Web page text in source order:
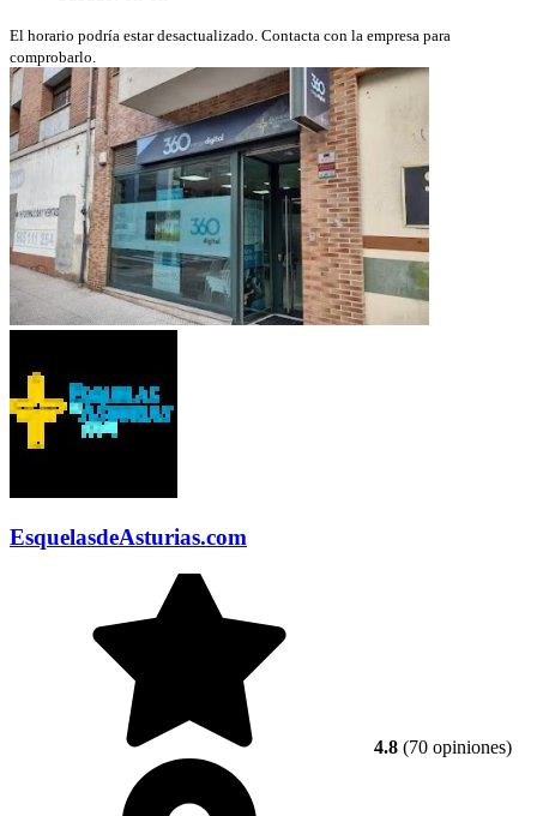
El horario podría estar desactualizado. Contacta con la empresa para
comprobarlo.
EsquelasdeAsturias.com
4.8 (70 opiniones)